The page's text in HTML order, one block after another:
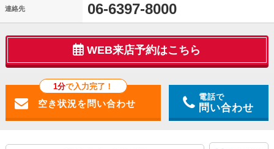
連絡先 06-6397-8000
WEB来店予約はこちら
1分で入力完了！
電話で
問い合わせ